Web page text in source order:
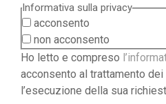
Informativa sulla privacy
acconsento
non acconsento
Ho letto e compreso
acconsento al trattamento
l’esecuzione della sua